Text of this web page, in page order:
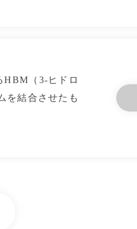
HBM（3-ヒドロ
を結合させたも